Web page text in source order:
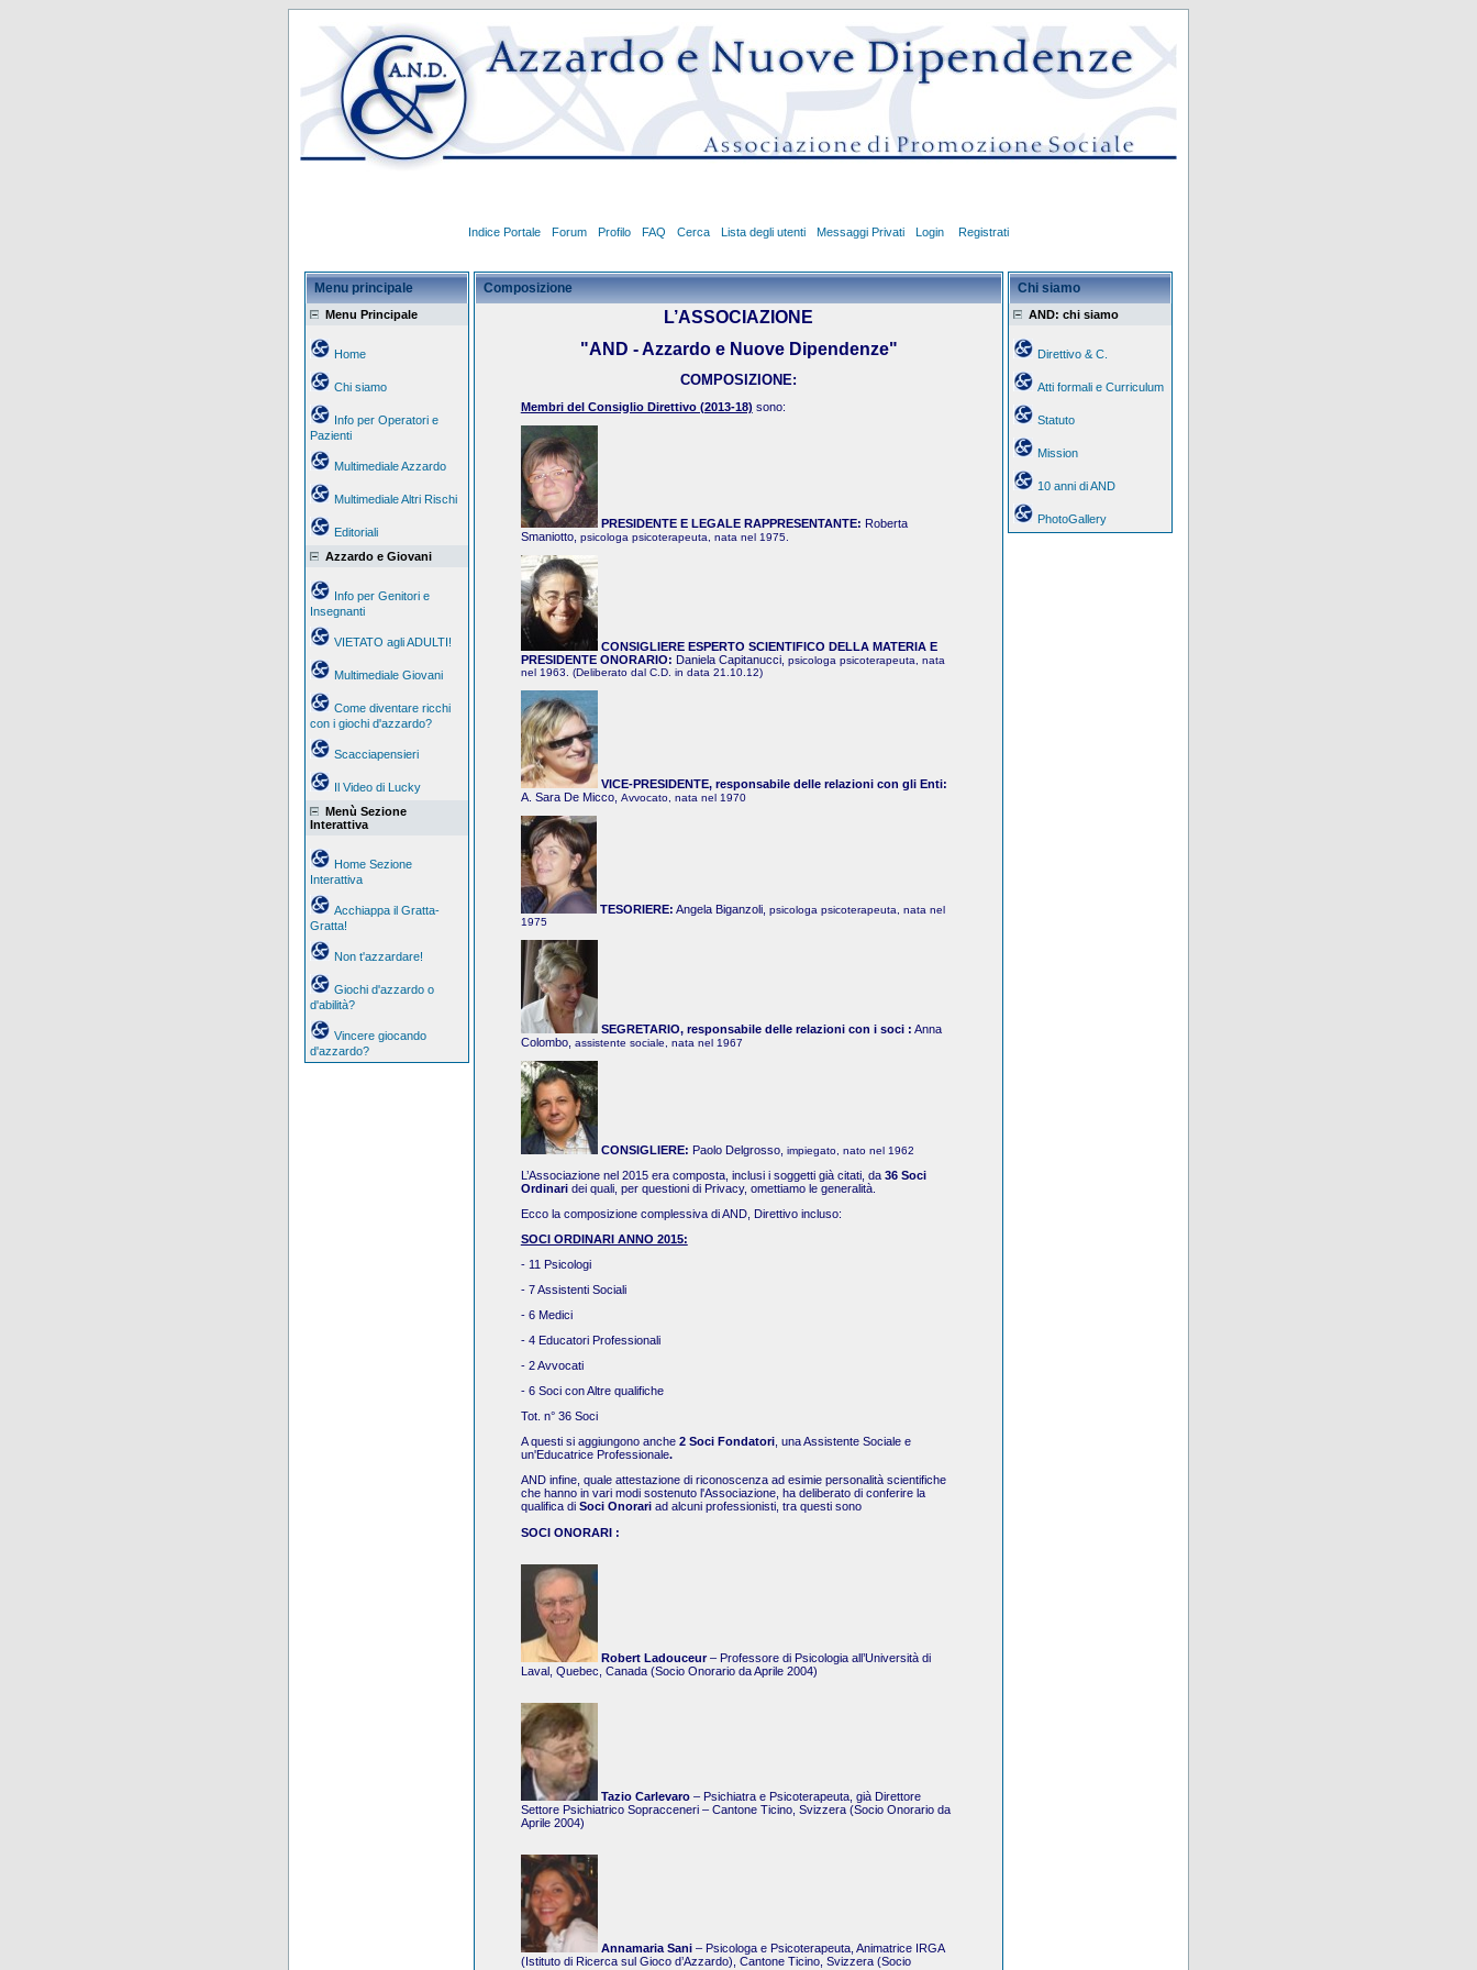
Indice Portale Forum Profilo FAQ Cerca Lista degli utenti Messaggi Privati Login Registrati
Menu principale
Menu Principale
Home
Chi siamo
Info per Operatori e
Pazienti
Multimediale Azzardo
Multimediale Altri Rischi
Editoriali
Azzardo e Giovani
Info per Genitori e
Insegnanti
VIETATO agli ADULTI!
Multimediale Giovani
Come diventare ricchi
con i giochi d'azzardo?
Scacciapensieri
Il Video di Lucky
Menù Sezione
Interattiva
Home Sezione
Interattiva
Acchiappa il Gratta-
Gratta!
Non t'azzardare!
Giochi d'azzardo o
d'abilità?
Vincere giocando
d'azzardo?
Composizione
L’ASSOCIAZIONE
"AND - Azzardo e Nuove Dipendenze"
COMPOSIZIONE:
Membri del Consiglio Direttivo (2013-18) sono:
PRESIDENTE E LEGALE RAPPRESENTANTE: Roberta
Smaniotto, psicologa psicoterapeuta, nata nel 1975.
CONSIGLIERE ESPERTO SCIENTIFICO DELLA MATERIA E
PRESIDENTE ONORARIO: Daniela Capitanucci, psicologa psicoterapeuta, nata
nel 1963. (Deliberato dal C.D. in data 21.10.12)
VICE-PRESIDENTE, responsabile delle relazioni con gli Enti:
A. Sara De Micco, Avvocato, nata nel 1970
TESORIERE: Angela Biganzoli, psicologa psicoterapeuta, nata nel
1975
SEGRETARIO, responsabile delle relazioni con i soci : Anna
Colombo, assistente sociale, nata nel 1967
CONSIGLIERE: Paolo Delgrosso, impiegato, nato nel 1962
L’Associazione nel 2015 era composta, inclusi i soggetti già citati, da 36 Soci
Ordinari dei quali, per questioni di Privacy, omettiamo le generalità.
Ecco la composizione complessiva di AND, Direttivo incluso:
SOCI ORDINARI ANNO 2015:
- 11 Psicologi
- 7 Assistenti Sociali
- 6 Medici
- 4 Educatori Professionali
- 2 Avvocati
- 6 Soci con Altre qualifiche
Tot. n° 36 Soci
A questi si aggiungono anche 2 Soci Fondatori, una Assistente Sociale e
un'Educatrice Professionale.
AND infine, quale attestazione di riconoscenza ad esimie personalità scientifiche
che hanno in vari modi sostenuto l'Associazione, ha deliberato di conferire la
qualifica di Soci Onorariad alcuni professionisti, tra questi sono
SOCI ONORARI :
Robert Ladouceur– Professore di Psicologia all’Università di
Laval, Quebec, Canada (Socio Onorario da Aprile 2004)
Tazio Carlevaro– Psichiatra e Psicoterapeuta, già Direttore
Settore Psichiatrico Sopracceneri – Cantone Ticino, Svizzera (Socio Onorario da
Aprile 2004)
Annamaria Sani– Psicologa e Psicoterapeuta, Animatrice IRGA
(Istituto di Ricerca sul Gioco d’Azzardo), Cantone Ticino, Svizzera (Socio
Chi siamo
AND: chi siamo
Direttivo & C.
Atti formali e Curriculum
Statuto
Mission
10 anni di AND
PhotoGallery